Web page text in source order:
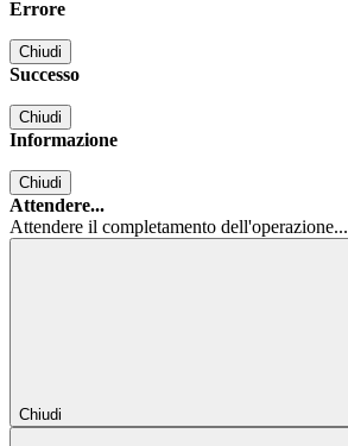
Errore
Chiudi
Successo
Chiudi
Informazione
Chiudi
Attendere...
Attendere il completamento dell'operazione...
Chiudi